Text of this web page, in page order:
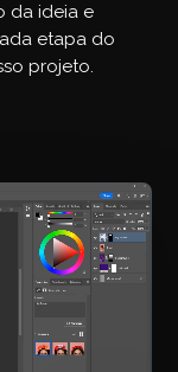
da ideia e
etapa do
projeto.